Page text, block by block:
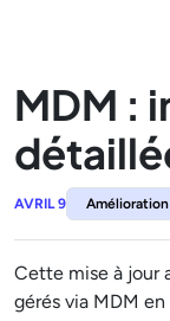
MDM :
AVRIL 9 Amélioration
Cette mise à jour
gérés via MDM